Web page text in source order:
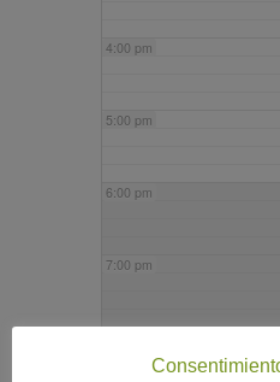
4:00 pm
5:00 pm
6:00 pm
7:00 pm